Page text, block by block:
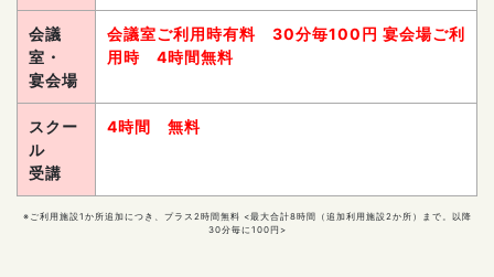
会議
室・
宴会場
会議室ご利用時有料 30分毎100円 宴会場ご利
用時 4時間無料
スクー
ル
受講
4時間 無料
※ご利用施設1か所追加につき、プラス2時間無料 <最大合計8時間（追加利用施設2か所）まで。以降
30分毎に100円>